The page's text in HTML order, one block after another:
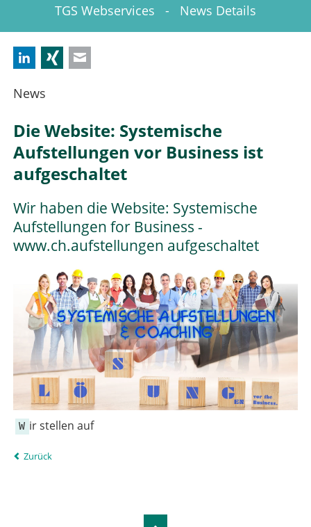
TGS Webservices - News Details
LinkedIn Xing
News
Die Website: Systemische
Aufstellungen vor Business ist
aufgeschaltet
Wir haben die Website: Systemische
Aufstellungen for Business -
www.ch.aufstellungen aufgeschaltet
W ir stellen auf
Zurück